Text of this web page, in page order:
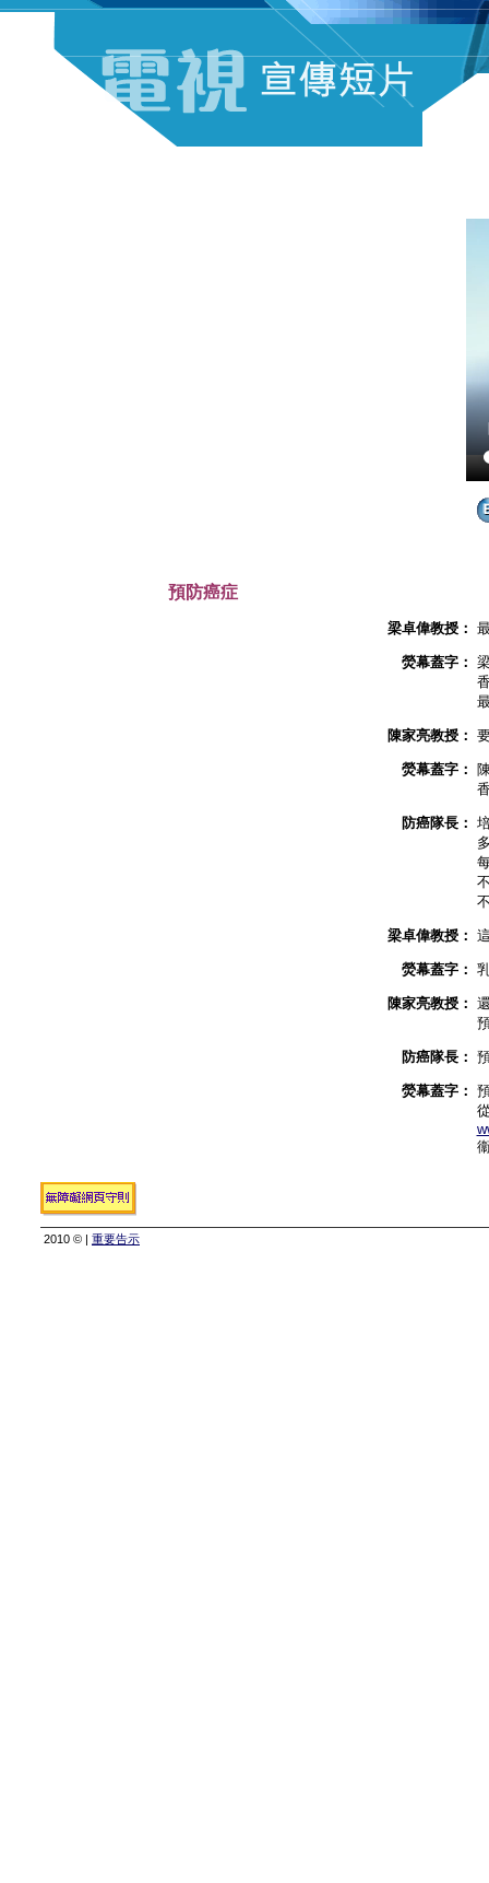
預防癌症
梁卓偉教授：
熒幕蓋字：
陳家亮教授：
熒幕蓋字：
防癌隊長：
梁卓偉教授：
熒幕蓋字：
陳家亮教授：
防癌隊長：
熒幕蓋字：
2010 © | 重要告示